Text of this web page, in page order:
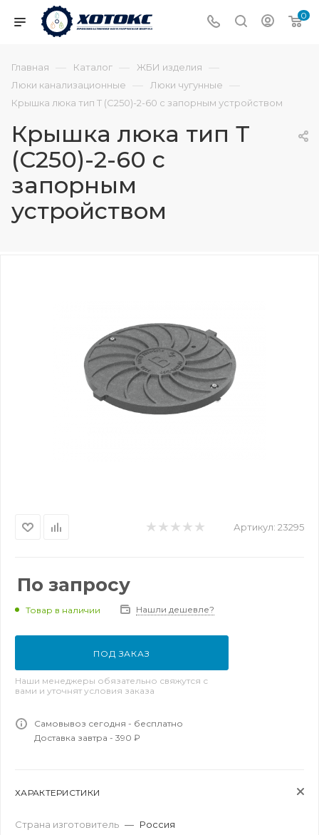
0
Главная — Каталог — ЖБИ изделия —
Люки канализационные — Люки чугунные —
Крышка люка тип Т (С250)-2-60 с запорным устройством
Крышка люка тип Т
(С250)-2-60 с
запорным
устройством
Артикул: 23295
По запросу
Товар в наличии Нашли дешевле?
ПОД ЗАКАЗ
Наши менеджеры обязательно свяжутся с
вами и уточнят условия заказа
Самовывоз сегодня - бесплатно
Доставка завтра - 390 ₽
ХАРАКТЕРИСТИКИ
Страна изготовитель — Россия